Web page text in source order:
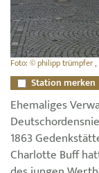
Foto: © philipp trümpfer ,
Station merken
Ehemaliges
1863
Charlotte Buff